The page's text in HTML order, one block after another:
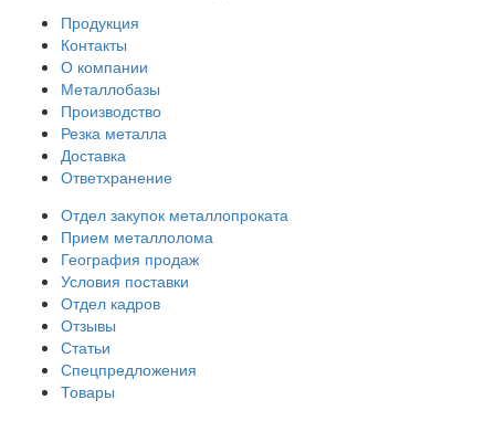
Продукция
Контакты
О компании
Металлобазы
Производство
Резка металла
Доставка
Ответхранение
Отдел закупок металлопроката
Прием металлолома
География продаж
Условия поставки
Отдел кадров
Отзывы
Статьи
Спецпредложения
Товары